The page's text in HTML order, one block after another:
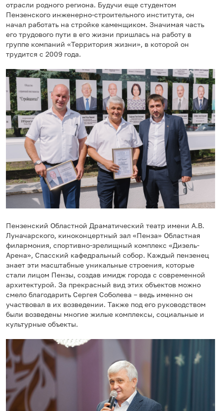
отрасли родного региона. Будучи еще студентом
Пензенского инженерно-строительного института, он
начал работать на стройке каменщиком. Значимая часть
его трудового пути в его жизни пришлась на работу в
группе компаний «Территория жизни», в которой он
трудится с 2009 года.
Пензенский Областной Драматический театр имени А.В.
Луначарского, киноконцертный зал «Пенза» Областная
филармония, спортивно-зрелищный комплекс «Дизель-
Арена», Спасский кафедральный собор. Каждый пензенец
знает эти масштабные уникальные строения, которые
стали лицом Пензы, создав имидж города с современной
архитектурой. За прекрасный вид этих объектов можно
смело благодарить Сергея Соболева – ведь именно он
участвовал в их возведении. Также под его руководством
были возведены многие жилые комплексы, социальные и
культурные объекты.